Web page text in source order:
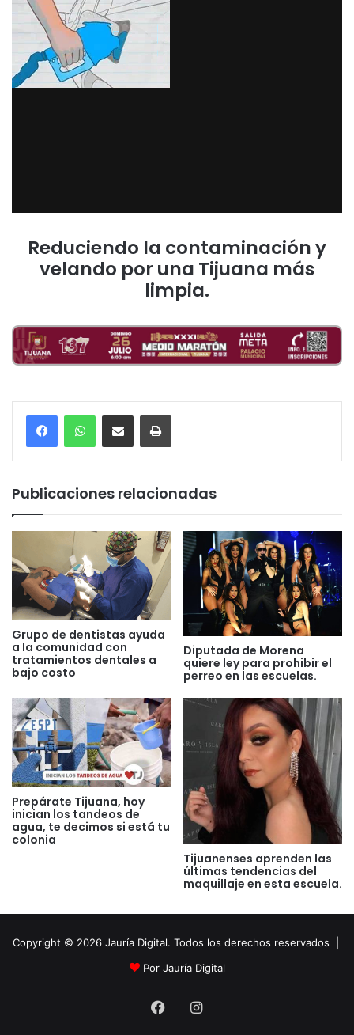
Reduciendo la contaminación y
velando por una Tijuana más
limpia.
Compartir por correo electrónicoImprimir
Publicaciones relacionadas
Grupo de dentistas ayuda
a la comunidad con
tratamientos dentales a
bajo costo
Diputada de Morena
quiere ley para prohibir el
perreo en las escuelas.
Prepárate Tijuana, hoy
inician los tandeos de
agua, te decimos si está tu
colonia
Tijuanenses aprenden las
últimas tendencias del
maquillaje en esta escuela.
Copyright © 2026 Jauría Digital. Todos los derechos reservados |
Por Jauría Digital
FacebookInstagram